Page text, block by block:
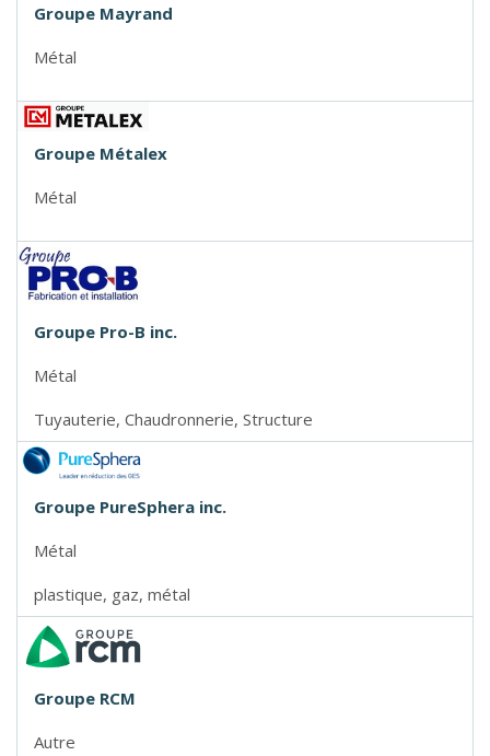
Groupe Mayrand
Métal
Groupe Métalex
Métal
Groupe Pro-B inc.
Métal
Tuyauterie, Chaudronnerie, Structure
Groupe PureSphera inc.
Métal
plastique, gaz, métal
Groupe RCM
Autre